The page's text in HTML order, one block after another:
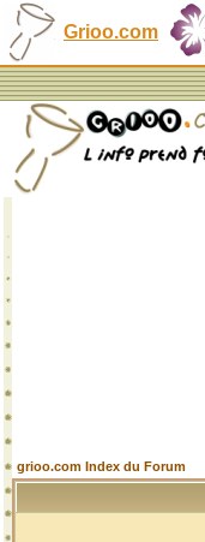
Grioo.com
grioo.com Index du Forum